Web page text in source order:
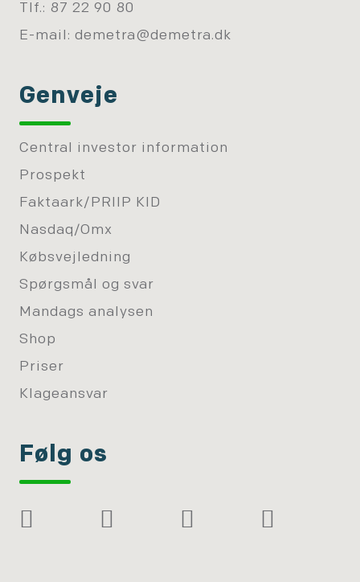
Tlf.: 87 22 90 80
E-mail: demetra@demetra.dk
Genveje
Central investor information
Prospekt
Faktaark/PRIIP KID
Nasdaq/Omx
Købsvejledning
Spørgsmål og svar
Mandags analysen
Shop
Priser
Klageansvar
Følg os